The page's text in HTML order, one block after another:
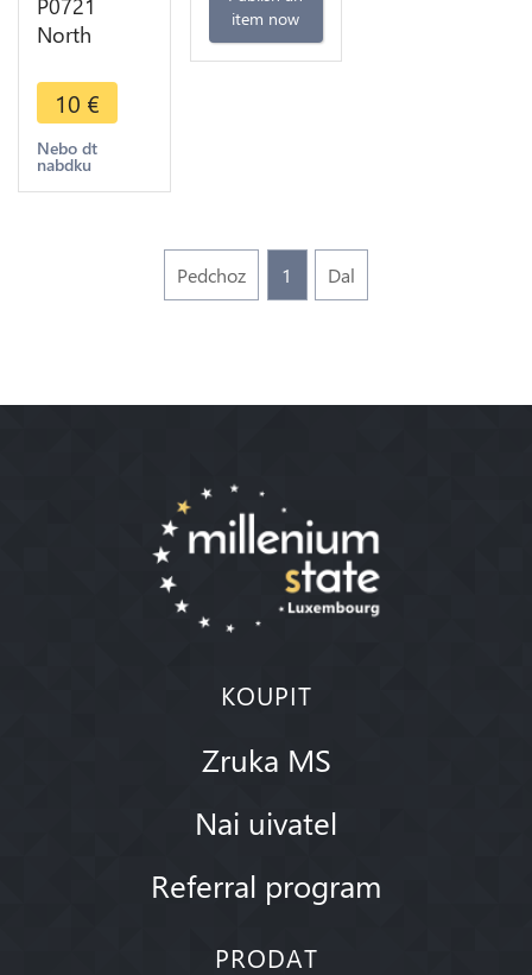
P0721
North
1 Denar
2000 Years
of
Christianity
10 €
Nebo dt
nabdku
item now
Pedchoz 1 Dal
KOUPIT
Zruka MS
Nai uivatel
Referral program
PRODAT